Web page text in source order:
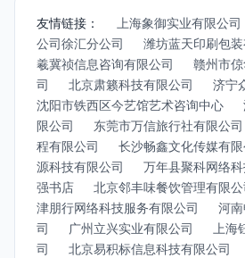
友情链接： 上海象御实业有限公司
公司徐汇分公司
潍坊蓝天印刷包
羲冀祯信息咨询有限公司
赣州市
司
北京肃籁科技有限公司
济宁
沈阳市铁西区今艺馆艺术咨询中心
限公司
东莞市万信旅行社有限公司
程有限公司
长沙畅鑫文化传媒有限
源科技有限公司
万年县聚科网络
强书店
北京邻丰味餐饮管理有限公
津朋行网络科技服务有限公司
河
司
广州立兴实业有限公司
上
司
北京易积标信息科技有限公司